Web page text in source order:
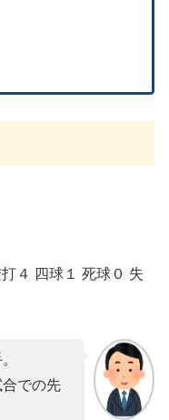
４ 四球１ 死球０ 失
での先